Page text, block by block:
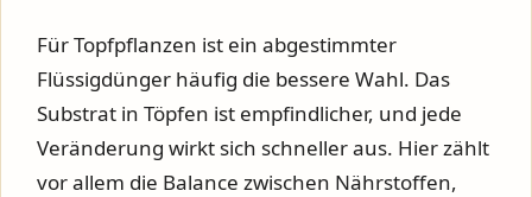
Für Topfpflanzen ist ein abgestimmter
Flüssigdünger häufig die bessere Wahl. Das
Substrat in Töpfen ist empfindlicher, und jede
Veränderung wirkt sich schneller aus. Hier zählt
vor allem die Balance zwischen Nährstoffen,